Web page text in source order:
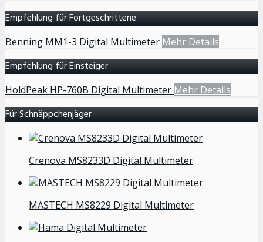
Empfehlung für Fortgeschrittene
Benning MM1-3 Digital Multimeter Mehr Details
Empfehlung für Einsteiger
HoldPeak HP-760B Digital Multimeter Mehr Details
Für Schnäppchenjäger
Crenova MS8233D Digital Multimeter
MASTECH MS8229 Digital Multimeter